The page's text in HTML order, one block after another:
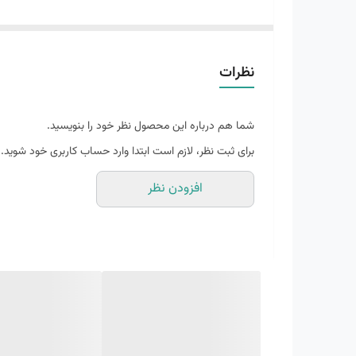
ساختار meta-rocker
لاستیک vibram megagrip با چسبندگی بی نظیر، آج های چند جهته
مناسب برای هایکینگ، تریکینگ، طبیعت گردی و استفاده
نظرات
شما هم درباره این محصول نظر خود را بنویسید.
برای ثبت نظر، لازم است ابتدا وارد حساب کاربری خود شوید.
افزودن نظر